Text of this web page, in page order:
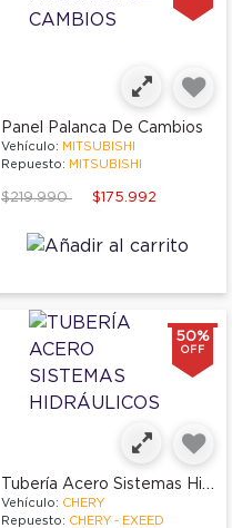
Panel Palanca De Cambios
Vehículo: MITSUBISHI
Repuesto: MITSUBISHI
Price reduced from
$219.990to $175.992
50%
OFF
Tubería Acero Sistemas Hidráulicos
Vehículo: CHERY
Repuesto: CHERY - EXEED